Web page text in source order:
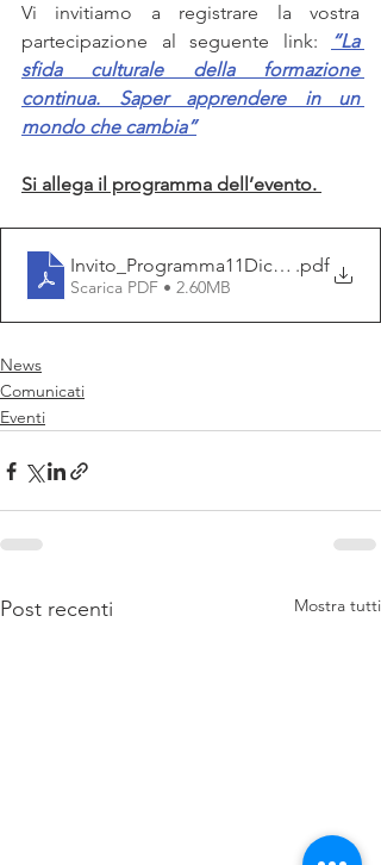
Vi invitiamo a registrare la vostra
partecipazione al seguente link:
“La
sfida culturale della formazione
continua. Saper apprendere in un
mondo che cambia”
Si allega il programma dell’evento.
Invito_Programma11Dicembre 2025
.pdf
Scarica PDF • 2.60MB
News
Comunicati
Eventi
Post recenti Mostra tutti